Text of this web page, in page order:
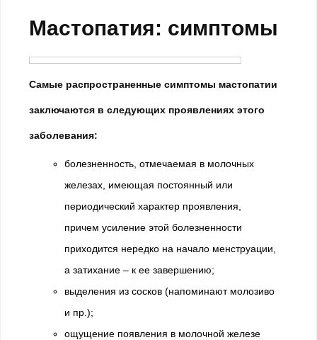
Мастопатия: симптомы
Самые распространенные симптомы мастопатии
заключаются в следующих проявлениях этого
заболевания:
болезненность, отмечаемая в молочных
железах, имеющая постоянный или
периодический характер проявления,
причем усиление этой болезненности
приходится нередко на начало менструации,
а затихание – к ее завершению;
выделения из сосков (напоминают молозиво
и пр.);
ощущение появления в молочной железе